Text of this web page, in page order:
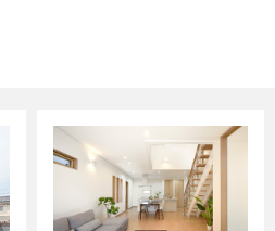
産仲介・不動産賃貸管理・建
理・保険代理業
集業務の委託を行う保険会
れぞれの会社のホームペー